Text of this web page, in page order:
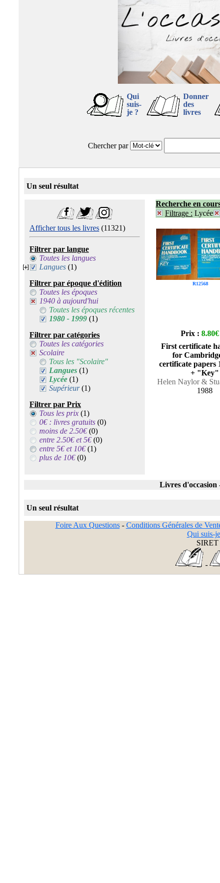
Qui
suis-
je ?
Donner
des
livres
Chercher par
Un seul résultat
Afficher tous les livres (11321)
Filtrer par langue
Toutes les langues
Langues (1)
Filtrer par époque d'édition
Toutes les époques
1940 à aujourd'hui
Toutes les époques récentes
1980 - 1999 (1)
Filtrer par catégories
Toutes les catégories
Scolaire
Tous les "Scolaire"
Langues (1)
Lycée (1)
Supérieur(1)
Filtrer par Prix
Tous les prix (1)
0€ : livres gratuits (0)
moins de 2.50€(0)
entre 2.50€ et 5€(0)
entre 5€ et 10€(1)
plus de 10€(0)
Recherche en
Filtrage : Lycée
R12568
Prix : 8.80€
First certificate
for
certificate papers
+ "Key"
Helen Naylor &
1988
Livres d'occasion
Un seul résultat
Foire Aux Questions- Conditions Générales de
Qui suis-
SIRET
-